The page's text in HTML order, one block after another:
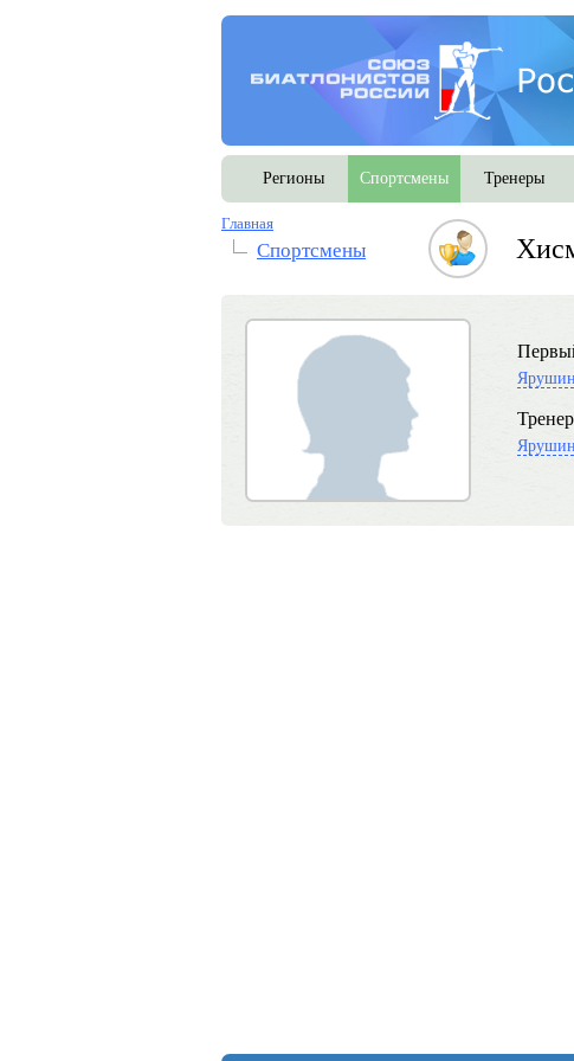
Регионы Спортсмены Тренеры
Главная
Спортсмены